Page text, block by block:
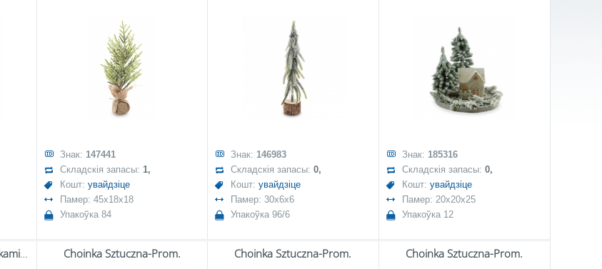
Знак: 147441
Складскія запасы: 1,
Кошт: увайдзіце
Памер: 45x18x18
Упакоўка 84
Знак: 146983
Складскія запасы: 0,
Кошт: увайдзіце
Памер: 30x6x6
Упакоўка 96/6
Знак: 185316
Складскія запасы: 0,
Кошт: увайдзіце
Памер: 20x20x25
Упакоўка 12
Dekoracja Domek Z Choinkami-Prom. Choinka Sztuczna-Prom. Choinka Sztuczna-Prom. Choinka Sztuczna-Prom.